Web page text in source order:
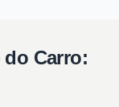
do Carro: